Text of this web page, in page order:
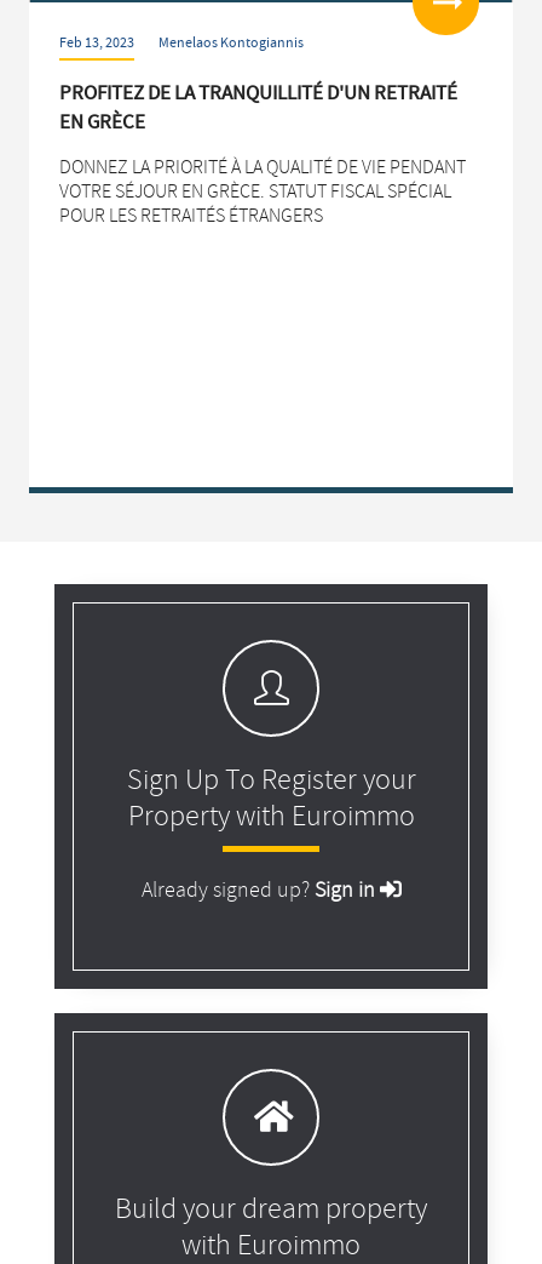
Feb 13, 2023 Menelaos Kontogiannis
PROFITEZ DE LA TRANQUILLITÉ D'UN RETRAITÉ
EN GRÈCE
DONNEZ LA PRIORITÉ À LA QUALITÉ DE VIE PENDANT
VOTRE SÉJOUR EN GRÈCE. STATUT FISCAL SPÉCIAL
POUR LES RETRAITÉS ÉTRANGERS
Sign Up To Register your
Property with Euroimmo
Already signed up? Sign in
Build your dream property
with Euroimmo